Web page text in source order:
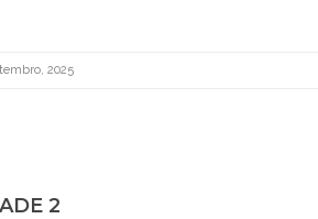
2025
2